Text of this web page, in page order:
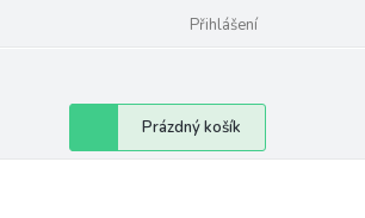
Přihlášení
Nákupní
košík
Prázdný košík